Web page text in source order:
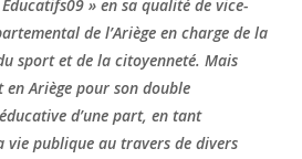
» en sa qualité de vice-
de l’Ariège en charge de la
sport et de la citoyenneté. Mais
en Ariège pour son double
d’une part, en tant
vie publique au travers de divers